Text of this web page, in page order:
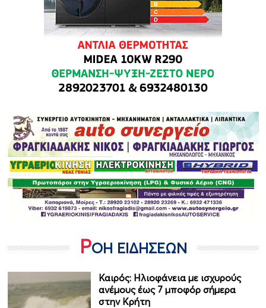
ΡΟΗ ΕΙΔΗΣΕΩΝ
Καιρός: Ηλιοφάνεια με ισχυρούς
ανέμους έως 7 μποφόρ σήμερα
στην Κρήτη